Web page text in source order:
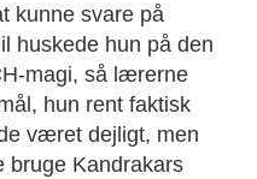
kunne svare på
huskede hun på den
magi, så lærerne
hun rent faktisk
været dejligt, men
bruge Kandrakars